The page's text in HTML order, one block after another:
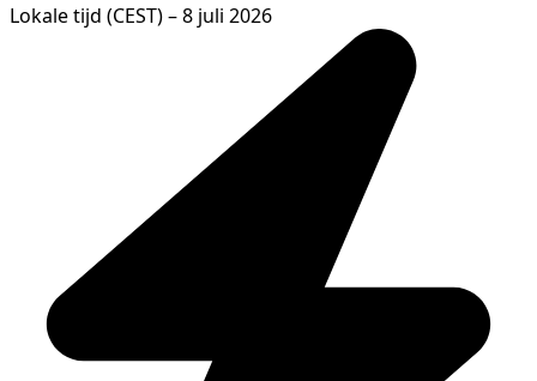
Lokale tijd (CEST) – 8 juli 2026